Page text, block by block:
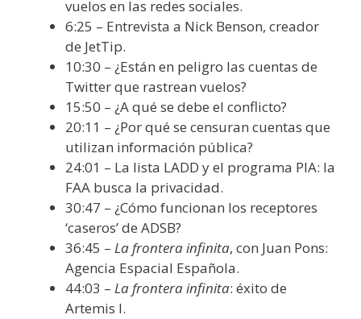
vuelos en las redes sociales.
6:25 – Entrevista a Nick Benson, creador
de JetTip.
10:30 – ¿Están en peligro las cuentas de
Twitter que rastrean vuelos?
15:50 – ¿A qué se debe el conflicto?
20:11 – ¿Por qué se censuran cuentas que
utilizan información pública?
24:01 – La lista LADD y el programa PIA: la
FAA busca la privacidad.
30:47 – ¿Cómo funcionan los receptores
‘caseros’ de ADSB?
36:45 – La frontera infinita, con Juan Pons:
Agencia Espacial Española.
44:03 – La frontera infinita: éxito de
Artemis I.